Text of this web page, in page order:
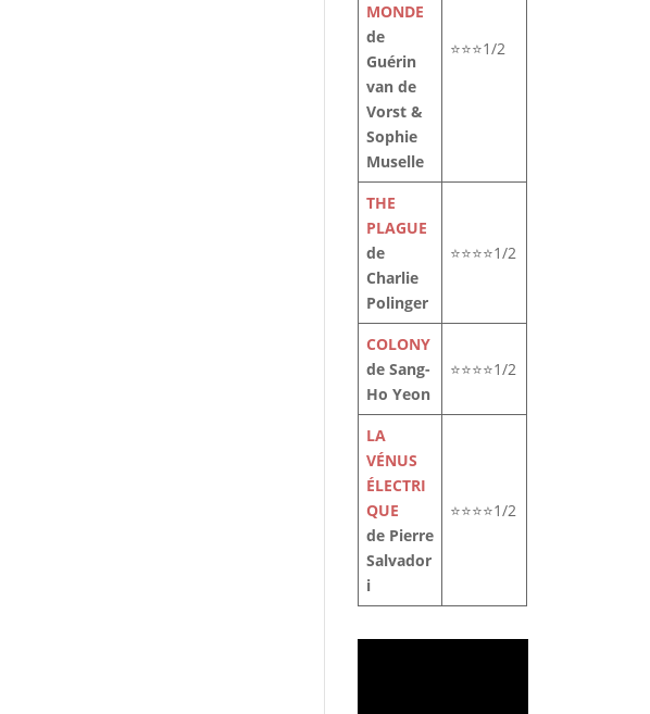
MONDE
de
Guérin
van de
Vorst &
Sophie
Muselle
⭐⭐⭐1/2
THE
PLAGUE
de
Charlie
Polinger
⭐⭐⭐⭐1/2
COLONY
de Sang-
Ho Yeon
⭐⭐⭐⭐1/2
LA
VÉNUS
ÉLECTRI
QUE
de Pierre
Salvador
i
⭐⭐⭐⭐1/2